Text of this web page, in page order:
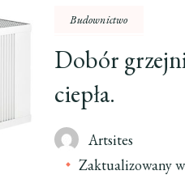
Budownictwo
Dobór
ciepła.
Artsites
Zaktualizowany